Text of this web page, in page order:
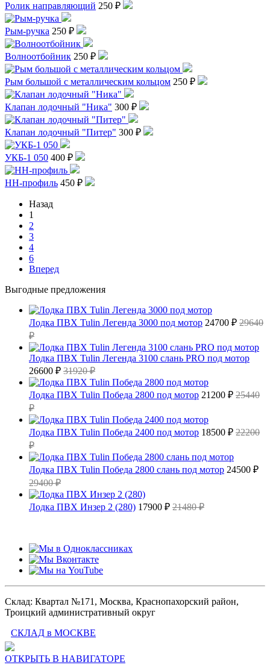
Ролик направляющий 250 ₽
Рым-ручка 250 ₽
Волноотбойник 250 ₽
Рым большой с металлическим кольцом 250 ₽
Клапан лодочный "Ника" 300 ₽
Клапан лодочный "Питер" 300 ₽
УКБ-1 050 400 ₽
HH-профиль 450 ₽
Назад
1
2
3
4
6
Вперед
Выгодные предложения
Лодка ПВХ Tulin Легенда 3000 под мотор 24700 ₽ 29640
₽
Лодка ПВХ Tulin Легенда 3100 слань PRO под мотор
26600 ₽ 31920 ₽
Лодка ПВХ Tulin Победа 2800 под мотор 21200 ₽ 25440
₽
Лодка ПВХ Tulin Победа 2400 под мотор 18500 ₽ 22200
₽
Лодка ПВХ Tulin Победа 2800 слань под мотор 24500 ₽
29400 ₽
Лодка ПВХ Инзер 2 (280) 17900 ₽ 21480 ₽
Склад: Квартал №171, Москва, Краснопахорский район,
Троицкий административный округ
СКЛАД в МОСКВЕ
ОТКРЫТЬ В НАВИГАТОРЕ